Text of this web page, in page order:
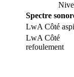
Spectre
LwA Côté
LwA Côté
refoulement